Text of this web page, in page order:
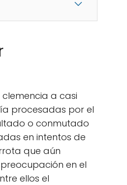
a casi
procesadas por el
o conmutado
en intentos de
que aún
en el
ellos el